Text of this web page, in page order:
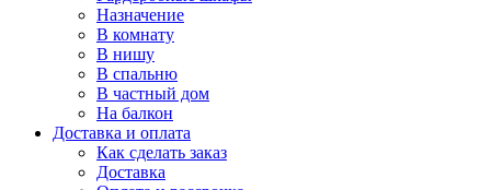
Назначение
В комнату
В нишу
В спальню
В частный дом
На балкон
Доставка и оплата
Как сделать заказ
Доставка